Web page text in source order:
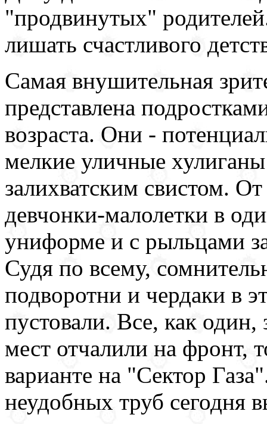
"продвинутых"
лишать счастливого
Самая внушительная
представлена
возраста. Они -
мелкие уличные
залихватским свистом.
девчонки-малолетки в
униформе и с рыльцами
Судя по всему,
подворотни и чердаки в
пустовали. Все, как
мест отчалили на фронт,
варианте на "Сектор
неудобных труб сегодня